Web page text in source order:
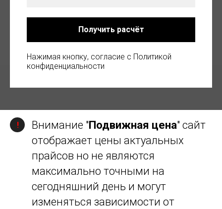
Получить расчёт
Нажимая кнопку, согласие с Политикой
конфиденциальности
! Внимание " Подвижная цена" сайт
отображает цены актуальных
прайсов но не являются
максимально точными на
сегодняшний день и могут
изменяться зависимости от